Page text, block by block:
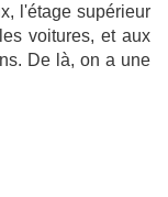
l'étage supérieur
voitures, et aux
De là, on a une